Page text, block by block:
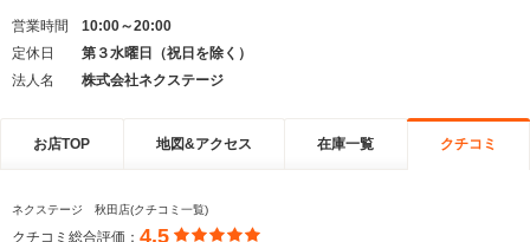
営業時間
10:00～20:00
定休日
第３水曜日（祝日を除く）
法人名
株式会社ネクステージ
お店TOP 地図&アクセス 在庫一覧 クチコミ
ネクステージ 秋田店(クチコミ一覧)
クチコミ総合評価： 4.5